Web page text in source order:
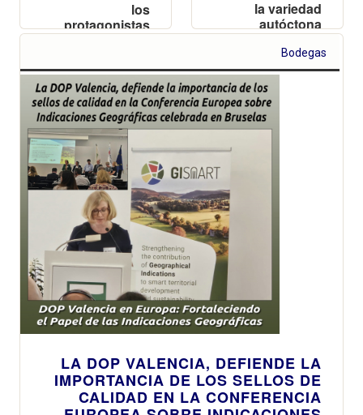
los
protagonistas
de una tarde
sabor, ritmo y
mar
la variedad
autóctona
Arcos y
adscrito a la
DOP Valencia,
reconocido en
celebrada en
destacadas del
Bodegas
LA DOP VALENCIA, DEFIENDE LA
IMPORTANCIA DE LOS SELLOS DE
CALIDAD EN LA CONFERENCIA